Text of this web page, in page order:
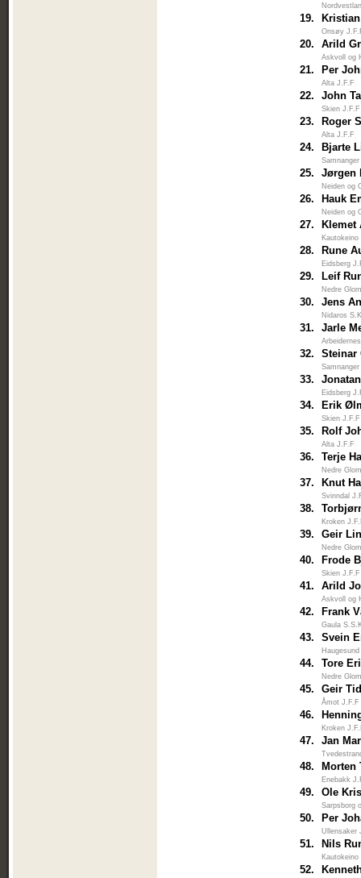
19.
Onsøy
20. Arild
Askvoll og
21. Per
Alta J.F.F
22. John
Skien J.F.F
23. Roger
Alta J.F.F
24. Bjarte
25. Jørgen
Neiden og
26. Hauk
Neiden og
27. Klemet
28. Rune
Eidsberg
29. Leif
Nedre
30. Jens
Nidaros
31. Jarle
32. Steinar
33.
Eidsberg
34. Erik
Skien J.F.F
35. Rolf
Alta J.F.F
36. Terje
Nedre
37. Knut
Svinndal
38.
Kroken
39. Geir
Nedre
40. Frode
Skien J.F.F
41. Arild
Askvoll og
42. Frank
Gaula
43. Svein
44. Tore
Nedre
45. Geir
Åmot J.F.F
46.
Kroken
47. Jan
48. Morten
Enebakk
49. Ole
Sarpsborg
50. Per
Ullensaker
51. Nils
52.